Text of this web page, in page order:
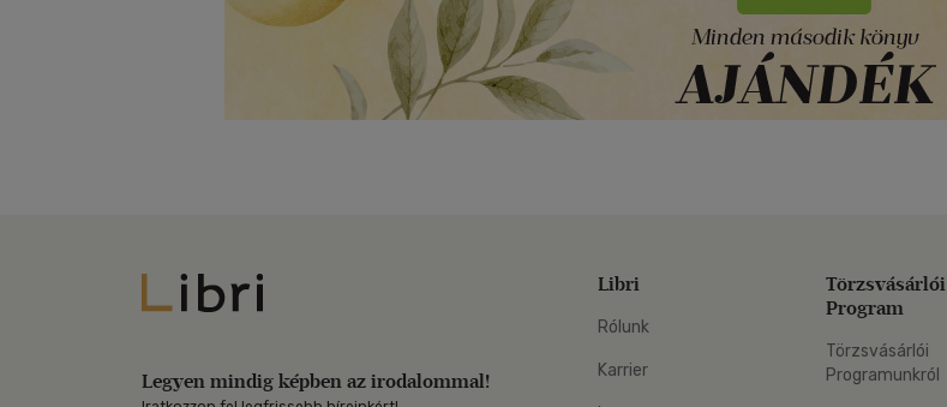
Libri
Legyen mindig képben az irodalommal!
Libri
Rólunk
Karrier
Törzsvásárlói
Program
Törzsvásárlói
Programunkról